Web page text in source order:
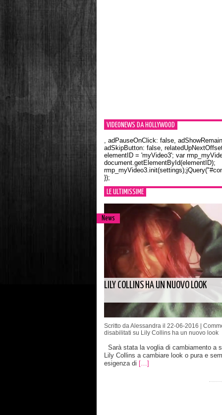
VIDEONEWS DA HOLLYWOOD
, adPauseOnClick: false,
adSkipButton: false,
elementID = 'myVideo3'; var
document.getElementById(elementID);
});
LE ULTIMISSIME
News
LILY COLLINS HA UN NUOVO LOOK
Scritto da Alessandra il 22-06-2016 |
disabilitati su Lily Collins ha un nuovo look
Sarà stata la voglia di cambiamento a
Lily Collins a cambiare look o pura e
esigenza di […]